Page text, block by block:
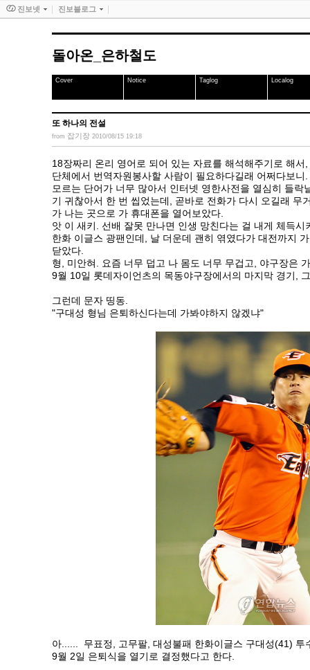
돌아온_은하철도
Cover Notice Taglog Localog
또 하나의 전설
from 잡기장 2010/08/15 19:18
18장짜리 온리 영어로 되어 있는 자료를 해석해주기로 해
단체에서 번역자원봉사할 사람이 필요하다길래 어쩌다보니.
모르는 단어가 너무 많아서 인터넷 영한사전을 열심히 들락
기 귀찮아서 한 번 씹었는데, 곧바로 전화가 다시 오길래 무
가 나는 곳으로 가 휴대폰을 열어보았다.
앗 이 새키. 선배 잘못 만나면 인생 망친다는 걸 내게 체득시
한화 이글스 광팬인데, 날 더운데 괜히 엮였다가 대전까지
닫았다.
형, 미안혀. 요즘 너무 덥고 나 몸도 너무 무겁고, 야구장은
9월 10일 롯데자이언츠의 목동야구장에서의 마지막 경기,
그런데 문자 띵동.
"구대성 형님 은퇴하신다는데 가봐야하지 않겠냐"
아...... 무표정, 고무팔, 대성불패 한화이글스 구대성(41) 투
9월 2일 은퇴식을 열기로 결정했다고 한다.
진보넷 진보블로그